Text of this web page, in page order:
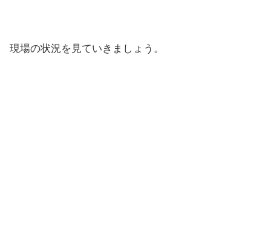
現場の状況を見ていきましょう。